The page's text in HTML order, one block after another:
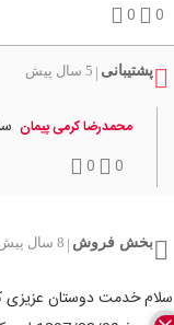
0
0
پشتیبانی 5 سال پیش
محمدرضا کرمی پیمان
0
0
بخش فروش 8 سال پیش
سلام خدمت دوستان عزیزی